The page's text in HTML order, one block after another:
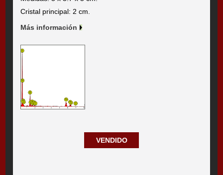
Cristal principal: 2 cm.
Más información
VENDIDO